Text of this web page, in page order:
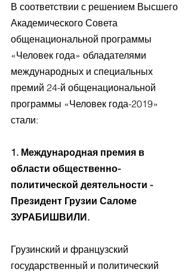
В соответствии с решением Высшего
Академического Совета
общенациональной программы
«Человек года» обладателями
международных и специальных
премий 24-й общенациональной
программы «Человек года-2019»
стали:
1. Международная премия в
области общественно-
политической деятельности -
Президент Грузии Саломе
ЗУРАБИШВИЛИ.
Грузинский и французский
государственный и политический